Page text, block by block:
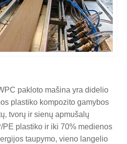
pakloto mašina yra didelio
plastiko kompozito gamybos
tvorų ir sienų apmušalų
plastiko ir iki 70% medienos
taupymo, vieno langelio